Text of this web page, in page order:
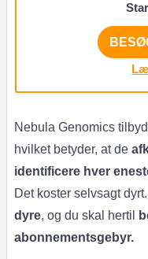
Nebula Genomics
hvilket betyder, at de
identificere hver
Det koster selvsagt
dyre, og du skal hertil
abonnementsgebyr.